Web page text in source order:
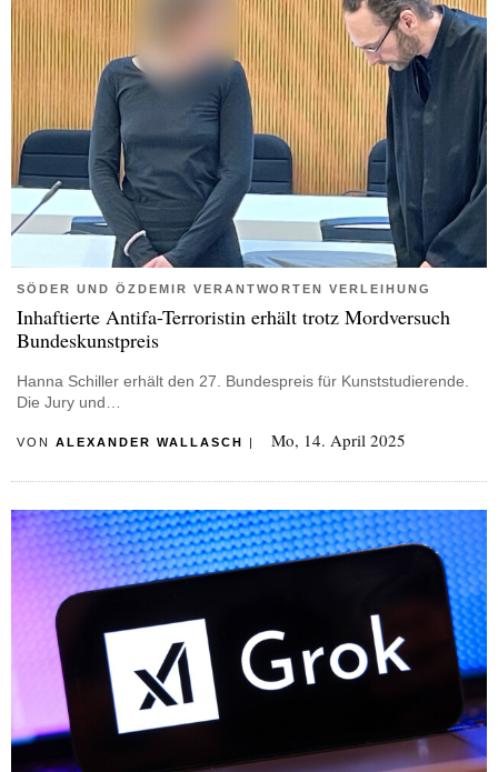
SÖDER UND ÖZDEMIR VERANTWORTEN VERLEIHUNG
Inhaftierte Antifa-Terroristin erhält trotz Mordversuch
Bundeskunstpreis
Hanna Schiller erhält den 27. Bundespreis für Kunststudierende.
Die Jury und…
VON ALEXANDER WALLASCH | Mo, 14. April 2025